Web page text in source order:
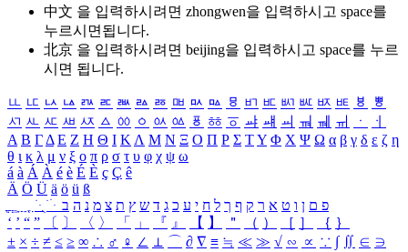
中文 을 입력하시려면 zhongwen을 입력하시고 space를
누르시면됩니다.
北京 을 입력하시려면 beijing을 입력하시고 space를 누르
시면 됩니다.
ㅥ ㅦ ㅧ ㅨ ㅩ ㅪ ㅫ ㅬ ㅭ ㅮ ㅯ ㅰ ㅱ ㅲ ㅳ ㅴ ㅵ ㅶ ㅷ ㅸ
ㅹ
ㅺ ㅻ ㅼ ㅽ ㅾ ㅿ ㆀ ㆁ ㆂ ㆃ ㆄ ㆅ ㆆ ㆇ ㆈ ㆉ ㆊ ㆋ ㆌ ㆍ
ㆎ
Α Β ΓΔ Ε Ζ Η Θ Ι ΚΛ Μ Ν Ξ Ο Π Ρ Σ ΤΥ Φ Χ Ψ Ω α β γ δ ε ζ η
θ ι κ λ μ ν ξ ο π ρ σ τ υ φ χ ψ ω
á à Á À é è É È ç Ç ê
Ä Ö Ü ä ö ü ß
ִֶֹ ֻּ ׁׂ פ ם ן ו ט א ר ק ף ך ל ח י ע כ ג ד ש ץ ת צ מ נ ה ב
‘ ’ “ ” 〔 〕 〈 〉 「 」 『 』 【 】 ＂ （ ） ［ ］ ｛ ｝
± × ÷ ≠ ≤ ≥ ∞ ∴ ♂ ♀ ∠ ⊥ ⌒ ∂ ∇ ≡ ≒ ≪ ≫ √ ∽ ∝ ∵ ∫ ∬ ∈ ∋